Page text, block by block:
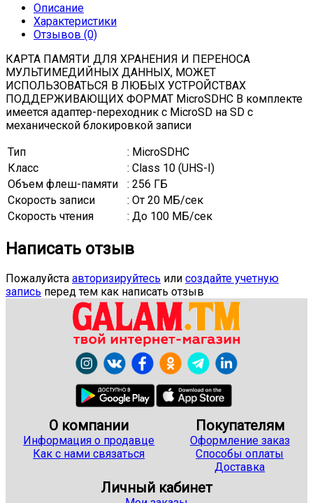
Описание
Характеристики
Отзывов (0)
КАРТА ПАМЯТИ ДЛЯ ХРАНЕНИЯ И ПЕРЕНОСА
МУЛЬТИМЕДИЙНЫХ ДАННЫХ, МОЖЕТ
ИСПОЛЬЗОВАТЬСЯ В ЛЮБЫХ УСТРОЙСТВАХ
ПОДДЕРЖИВАЮЩИХ ФОРМАТ MicroSDHC В комплекте
имеется адаптер-переходник с MicroSD на SD с
механической блокировкой записи
Тип
: MicroSDHC
Класс
: Class 10 (UHS-I)
Объем флеш-памяти
: 256 ГБ
Скорость записи
: От 20 МБ/сек
Скорость чтения
: До 100 МБ/сек
Написать отзыв
Пожалуйста авторизируйтесь или создайте учетную
запись перед тем как написать отзыв
О компании
Информация о продавце
Как с нами связаться
Покупателям
Оформление заказ
Способы оплаты
Доставка
Личный кабинет